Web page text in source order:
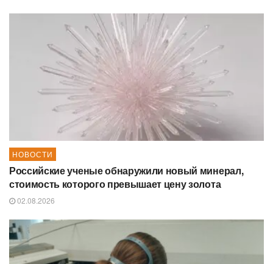
НОВОСТИ
Российские ученые обнаружили новый минерал,
стоимость которого превышает цену золота
02.08.2026